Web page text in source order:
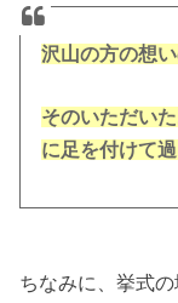
沢山の方の想
そのいただい
に足を付けて
ちなみに、挙式